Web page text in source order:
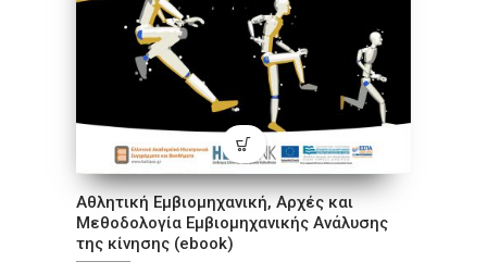
Αθλητική Εμβιομηχανική, Αρχές και
Μεθοδολογία Εμβιομηχανικής Ανάλυσης
της κίνησης (ebook)